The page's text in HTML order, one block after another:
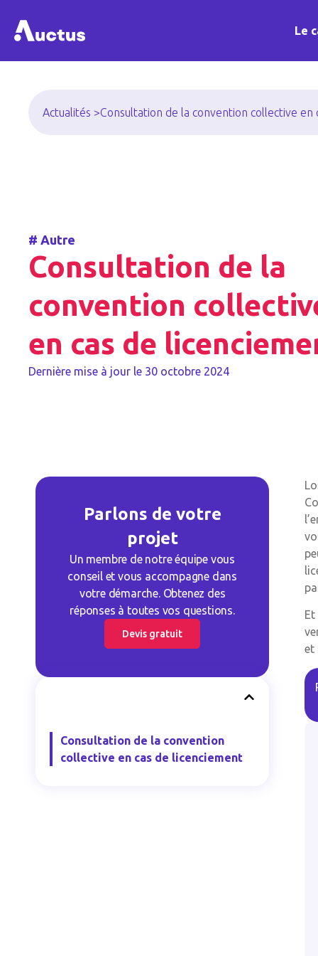
Le
Actualités >Consultation de la convention collective en
# Autre
Consultation de la
convention
en cas de
Dernière mise à jour le 30 octobre 2024
Parlons de votre
projet
Un membre de notre équipe vous
conseil et vous accompagne dans
votre démarche. Obtenez des
réponses à toutes vos questions.
Devis gratuit
Consultation de la convention
collective en cas de licenciement
et